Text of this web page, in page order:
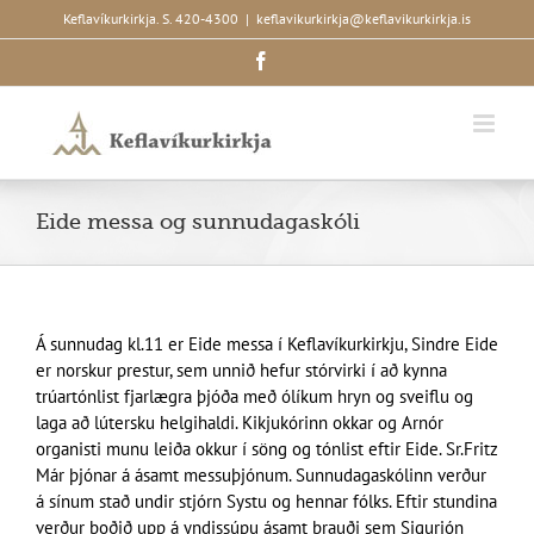
to
Keflavíkurkirkja. S. 420-4300 | keflavikurkirkja@keflavikurkirkja.is
Eide messa og sunnudagaskóli
Á sunnudag kl.11 er Eide messa í Keflavíkurkirkju, Sindre Eide
er norskur prestur, sem unnið hefur stórvirki í að kynna
trúartónlist fjarlægra þjóða með ólíkum hryn og sveiflu og
laga að lútersku helgihaldi. Kikjukórinn okkar og Arnór
organisti munu leiða okkur í söng og tónlist eftir Eide. Sr.Fritz
Már þjónar á ásamt messuþjónum. Sunnudagaskólinn verður
á sínum stað undir stjórn Systu og hennar fólks. Eftir stundina
verður boðið upp á yndissúpu ásamt brauði sem Sigurjón